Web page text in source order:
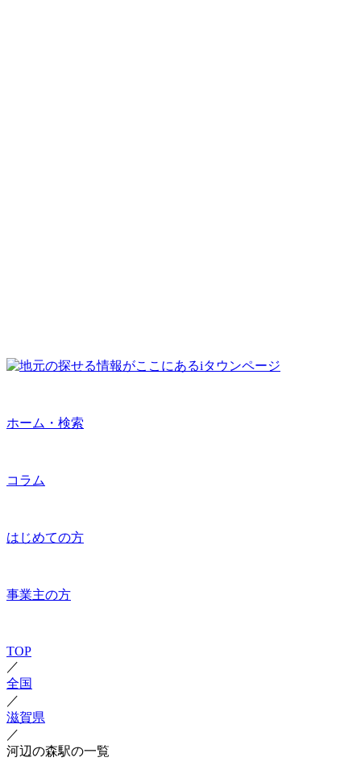
ホーム・検索
コラム
はじめての方
事業主の方
TOP
／
全国
／
滋賀県
／
河辺の森駅の一覧